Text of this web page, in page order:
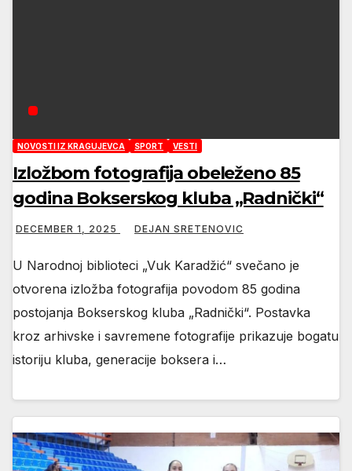
NOVOSTI IZ KRAGUJEVCA SPORT VESTI
Izložbom fotografija obeleženo 85
godina Bokserskog kluba „Radnički“
DECEMBER 1, 2025 DEJAN SRETENOVIC
U Narodnoj biblioteci „Vuk Karadžić“ svečano je
otvorena izložba fotografija povodom 85 godina
postojanja Bokserskog kluba „Radnički“. Postavka
kroz arhivske i savremene fotografije prikazuje bogatu
istoriju kluba, generacije boksera i…